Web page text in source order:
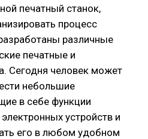
печатный станок,
процесс
различные
печатные и
Сегодня человек может
небольшие
в себе функции
устройств и
его в любом удобном